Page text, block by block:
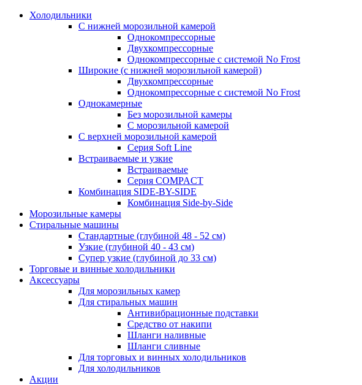
Холодильники
С нижней морозильной камерой
Однокомпрессорные
Двухкомпрессорные
Однокомпрессорные с системой No Frost
Широкие (с нижней морозильной камерой)
Двухкомпрессорные
Однокомпрессорные с системой No Frost
Однокамерные
Без морозильной камеры
С морозильной камерой
С верхней морозильной камерой
Серия Soft Line
Встраиваемые и узкие
Встраиваемые
Серия СOMPACT
Комбинация SIDE-BY-SIDE
Комбинация Side-by-Side
Морозильные камеры
Стиральные машины
Стандартные (глубиной 48 - 52 см)
Узкие (глубиной 40 - 43 см)
Супер узкие (глубиной до 33 см)
Торговые и винные холодильники
Аксессуары
Для морозильных камер
Для стиральных машин
Антивибрационные подставки
Средство от накипи
Шланги наливные
Шланги сливные
Для торговых и винных холодильников
Для холодильников
Акции